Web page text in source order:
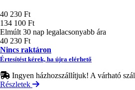
Ár
40 230 Ft
134 100 Ft
Elmúlt 30 nap legalacsonyabb ára
40 230 Ft
Nincs raktáron
Értesítést kérek, ha újra elérhető
Ingyen házhozszállítjuk! A várható
Részletek